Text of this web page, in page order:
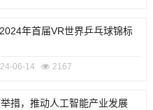
年首届VR世界乒乓球锦标
06-14 2167
措，推动人工智能产业发展